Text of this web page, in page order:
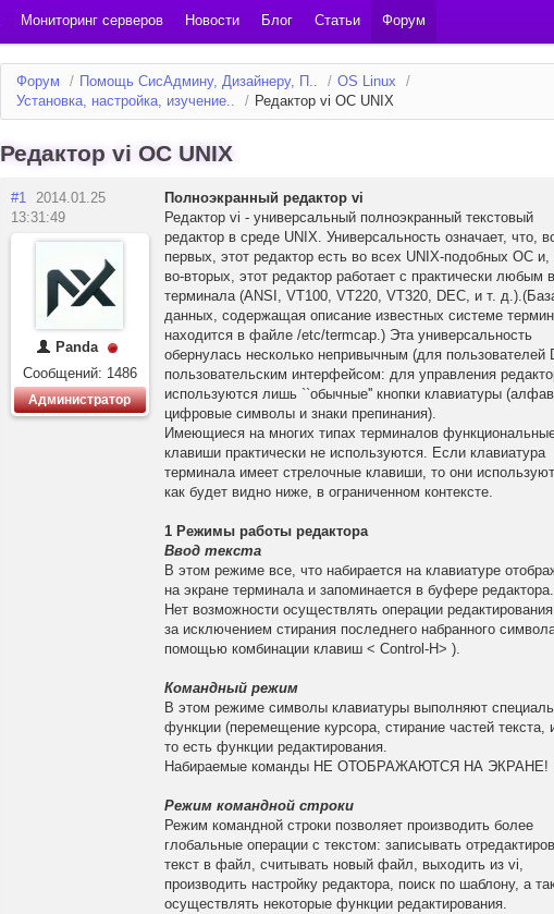
Мониторинг серверов Новости Блог Статьи Форум
Форум / Помощь СисАдмину, Дизайнеру, П.. / OS Linux
/
Установка, настройка, изучение..
/ Редактор vi OC UNIX
Редактор vi OC UNIX
#1 2014.01.25
13:31:49
Panda
Сообщений: 1486
Администратор
Полноэкранный редактор vi
Редактор vi - универсальный полноэкранный текстовый
редактор в среде UNIX. Универсальность означает, что,
первых, этот редактор есть во всех UNIX-подобных ОС и,
во-вторых, этот редактор работает с практически любым
терминала (ANSI, VT100, VT220, VT320, DEC, и т.
данных, содержащая описание известных системе
находится в файле /etc/termcap.) Эта универсальность
обернулась несколько непривычным (для пользователей
пользовательским интерфейсом: для управления
используются лишь ``обычные'' кнопки клавиатуры
цифровые символы и знаки препинания).
Имеющиеся на многих типах терминалов
клавиши практически не используются. Если клавиатура
терминала имеет стрелочные клавиши, то они
как будет видно ниже, в ограниченном контексте.
1 Режимы работы редактора
Ввод текста
В этом режиме все, что набирается на клавиатуре
на экране терминала и запоминается в буфере редактора.
Нет возможности осуществлять операции редактирования
за исключением стирания последнего набранного
помощью комбинации клавиш < Control-H> ).
Командный режим
В этом режиме символы клавиатуры выполняют
функции (перемещение курсора, стирание частей текста,
то есть функции редактирования.
Набираемые команды НЕ ОТОБРАЖАЮТСЯ НА ЭКРАНЕ!
Режим командной строки
Режим командной строки позволяет производить более
глобальные операции с текстом: записывать
текст в файл, считывать новый файл, выходить из vi,
производить настройку редактора, поиск по шаблону, а
осуществлять некоторые функции редактирования.